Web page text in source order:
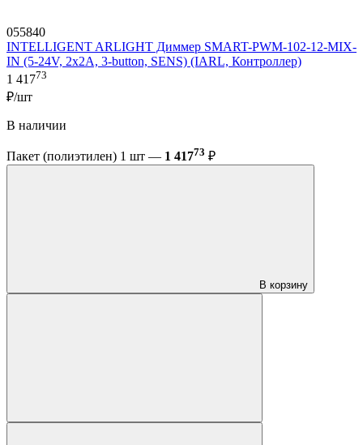
055840
INTELLIGENT ARLIGHT Диммер SMART-PWM-102-12-MIX-
IN (5-24V, 2x2A, 3-button, SENS) (IARL, Контроллер)
1 41773
₽/шт
В наличии
Пакет (полиэтилен) 1 шт — 1 41773 ₽
В корзину